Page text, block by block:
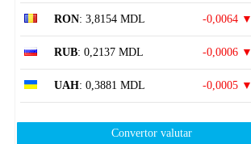
RON: 3,8154 MDL -0,0064 ▼
RUB: 0,2137 MDL -0,0006 ▼
UAH: 0,3881 MDL -0,0005 ▼
Convertor valutar